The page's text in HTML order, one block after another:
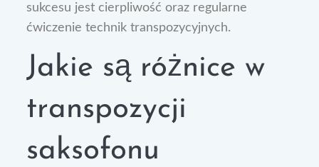
sukcesu jest cierpliwość oraz regularne
ćwiczenie technik transpozycyjnych.
Jakie są różnice w
transpozycji
saksofonu